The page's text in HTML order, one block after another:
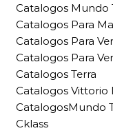
Catalogos Mundo
Catalogos Para
Catalogos Para
Catalogos Para
Catalogos Terra
Catalogos Vittorio
CatalogosMundo
Cklass